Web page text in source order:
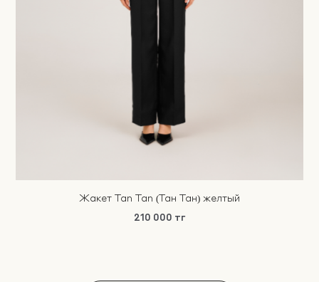
Жакет Tan Tan (Тан Тан) желтый
210 000 тг